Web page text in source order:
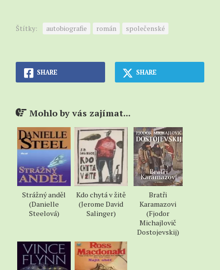
Štítky: autobiografie román společenské
SHARE SHARE
Mohlo by vás zajímat...
Strážný anděl
(Danielle
Steelová)
Kdo chytá v žitě
(Jerome David
Salinger)
Bratři
Karamazovi
(Fjodor
Michajlovič
Dostojevskij)